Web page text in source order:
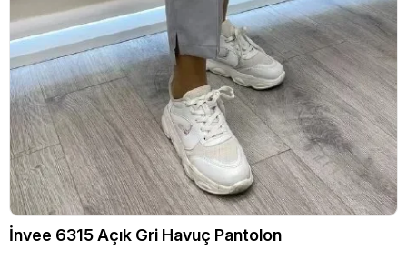
İnvee 6315 Açık Gri Havuç Pantolon